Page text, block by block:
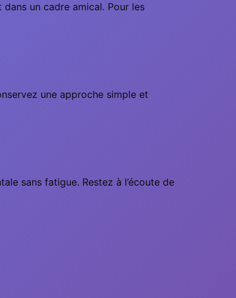
un cadre amical. Pour les
une approche simple et
sans fatigue. Restez à l’écoute de